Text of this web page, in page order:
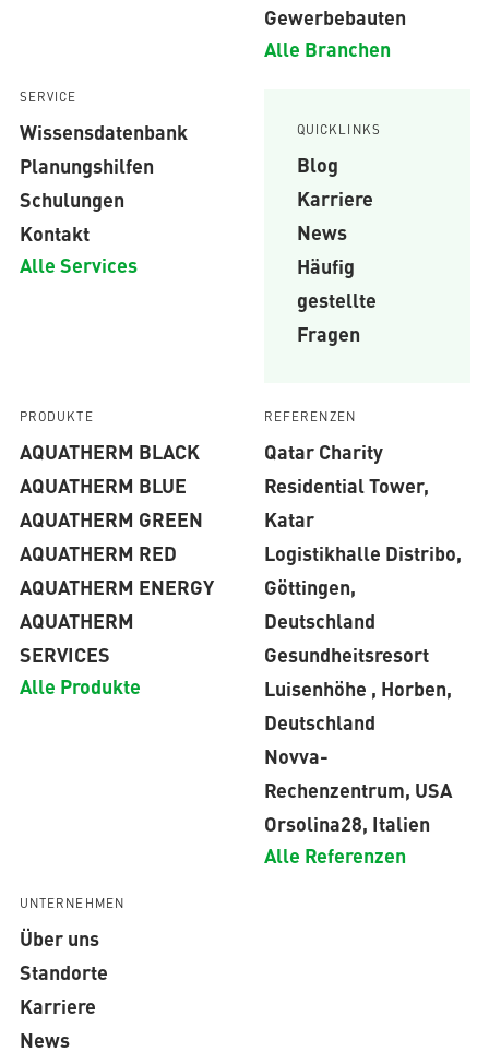
Gewerbebauten
Alle Branchen
SERVICE
Wissensdatenbank
Planungshilfen
Schulungen
Kontakt
Alle Services
QUICKLINKS
Blog
Karriere
News
Häufig
gestellte
Fragen
PRODUKTE
AQUATHERM BLACK
AQUATHERM BLUE
AQUATHERM GREEN
AQUATHERM RED
AQUATHERM ENERGY
AQUATHERM
SERVICES
Alle Produkte
REFERENZEN
Qatar Charity
Residential Tower,
Katar
Logistikhalle Distribo,
Göttingen,
Deutschland
Gesundheitsresort
Luisenhöhe , Horben,
Deutschland
Novva-
Rechenzentrum, USA
Orsolina28, Italien
Alle Referenzen
UNTERNEHMEN
Über uns
Standorte
Karriere
News